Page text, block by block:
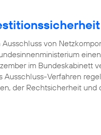
von
im Bundeskabinett
Verfahren
der Rechtsicherheit und